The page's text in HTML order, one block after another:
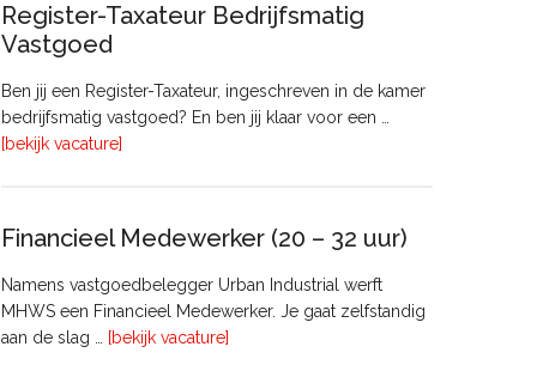
Register-Taxateur Bedrijfsmatig
Vastgoed
Ben jij een Register-Taxateur, ingeschreven in de kamer
bedrijfsmatig vastgoed? En ben jij klaar voor een …
[bekijk vacature]
Financieel Medewerker (20 – 32 uur)
Namens vastgoedbelegger Urban Industrial werft
MHWS een Financieel Medewerker. Je gaat zelfstandig
aan de slag …
[bekijk vacature]